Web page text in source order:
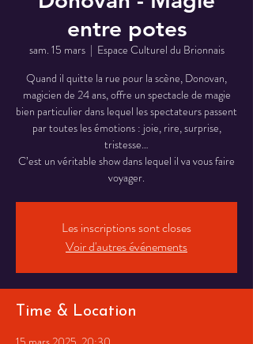
entre potes
sam. 15 mars
  |
Espace Culturel du Brionnais
Quand il quitte la rue pour la scène, Donovan,
magicien de 24 ans, offre un spectacle de magie
bien particulier dans lequel les spectateurs passent
par toutes les émotions : joie, rire, surprise,
tristesse…
C’est un véritable show dans lequel il va vous faire
voyager.
Les inscriptions sont closes
Voir d'autres événements
Time & Location